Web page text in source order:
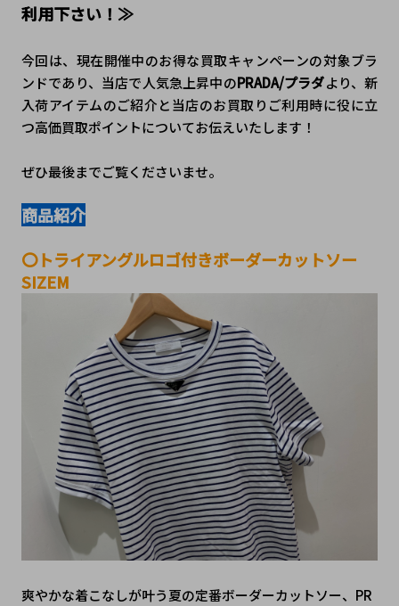
利用下さい！≫
今回は、現在開催中のお得な買取キャンペーンの対象ブラ
ンドであり、当店で人気急上昇中のPRADA/プラダより、新
入荷アイテムのご紹介と当店のお買取りご利用時に役に立
つ高価買取ポイントについてお伝えいたします！
ぜひ最後までご覧くださいませ。
商品紹介
〇トライアングルロゴ付きボーダーカットソー
SIZEM
爽やかな着こなしが叶う夏の定番ボーダーカットソー、PR